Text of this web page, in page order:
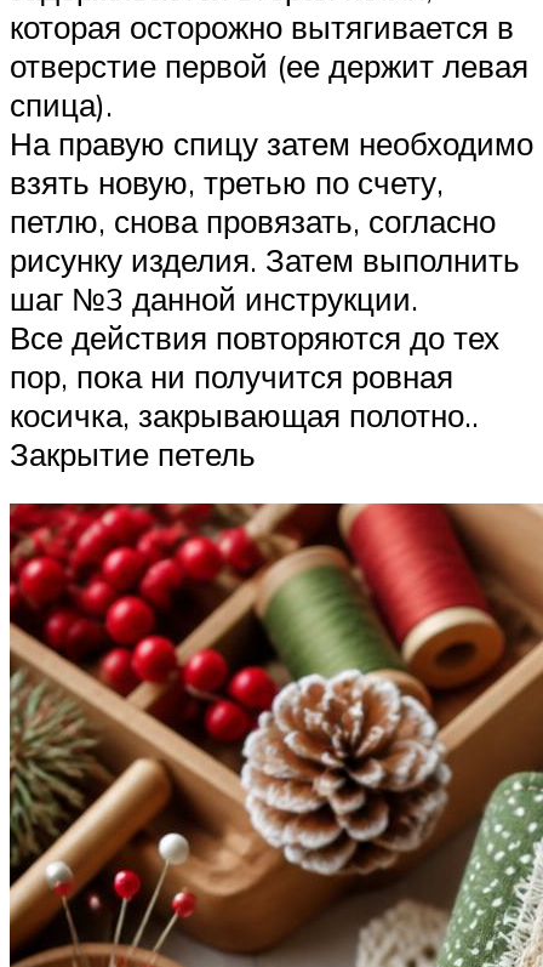
которая осторожно вытягивается в
отверстие первой (ее держит левая
спица).
На правую спицу затем необходимо
взять новую, третью по счету,
петлю, снова провязать, согласно
рисунку изделия. Затем выполнить
шаг №3 данной инструкции.
Все действия повторяются до тех
пор, пока ни получится ровная
косичка, закрывающая полотно..
Закрытие петель